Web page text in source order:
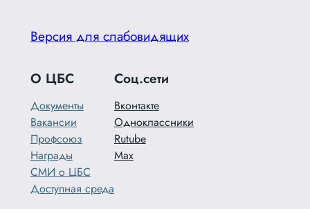
Версия для слабовидящих
О ЦБС
Документы
Вакансии
Профсоюз
Награды
СМИ о ЦБС
Доступная среда
Соц.сети
Вконтакте
Одноклассники
Rutube
Max